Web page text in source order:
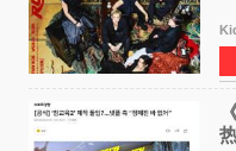
义
至